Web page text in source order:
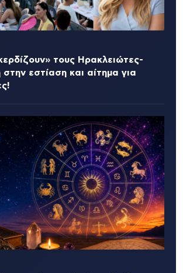
τους Ηρακλειώτες-
στην εστίαση και αίτημα για